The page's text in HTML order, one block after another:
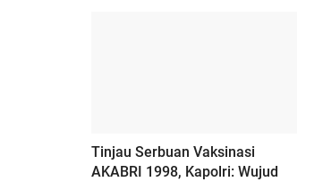
Tinjau Serbuan Vaksinasi
AKABRI 1998, Kapolri: Wujud